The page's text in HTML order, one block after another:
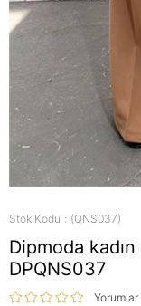
Stok Kodu (QNS037)
Dipmoda
DPQNS037
Yorumlar